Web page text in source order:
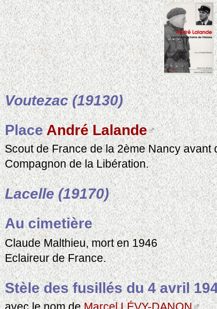
Voutezac (19130)
PlaceAndré Lalande
Scout de France de la 2ème Nancy avant
Compagnon de la Libération.
Lacelle (19170)
Au cimetière
Claude Malthieu, mort en 1946
Eclaireur de France.
Stèle des fusillés du 4 avril